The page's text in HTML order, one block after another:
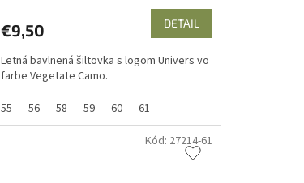
€9,50 DETAIL
Letná bavlnená šiltovka s logom Univers vo
farbe Vegetate Camo.
55 56 58 59 60 61
Kód: 27214-61